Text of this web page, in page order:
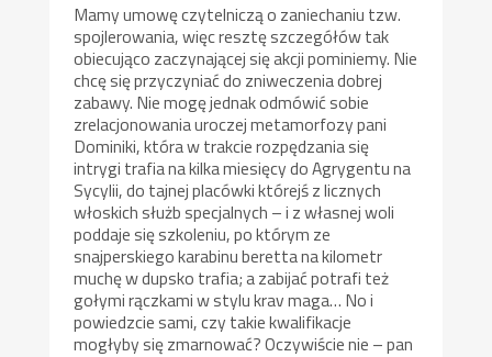
Mamy umowę czytelniczą o zaniechaniu tzw.
spojlerowania, więc resztę szczegółów tak
obiecująco zaczynającej się akcji pominiemy. Nie
chcę się przyczyniać do zniweczenia dobrej
zabawy. Nie mogę jednak odmówić sobie
zrelacjonowania uroczej metamorfozy pani
Dominiki, która w trakcie rozpędzania się
intrygi trafia na kilka miesięcy do Agrygentu na
Sycylii, do tajnej placówki którejś z licznych
włoskich służb specjalnych – i z własnej woli
poddaje się szkoleniu, po którym ze
snajperskiego karabinu beretta na kilometr
muchę w dupsko trafia; a zabijać potrafi też
gołymi rączkami w stylu krav maga… No i
powiedzcie sami, czy takie kwalifikacje
mogłyby się zmarnować? Oczywiście nie – pan